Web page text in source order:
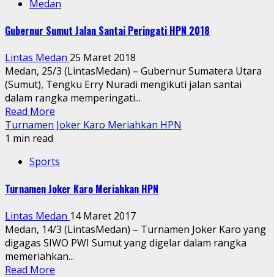
Medan
Gubernur Sumut Jalan Santai Peringati HPN 2018
Lintas Medan 25 Maret 2018
Medan, 25/3 (LintasMedan) – Gubernur Sumatera Utara
(Sumut), Tengku Erry Nuradi mengikuti jalan santai
dalam rangka memperingati...
Read More
Turnamen Joker Karo Meriahkan HPN
1 min read
Sports
Turnamen Joker Karo Meriahkan HPN
Lintas Medan 14 Maret 2017
Medan, 14/3 (LintasMedan) – Turnamen Joker Karo yang
digagas SIWO PWI Sumut yang digelar dalam rangka
memeriahkan...
Read More